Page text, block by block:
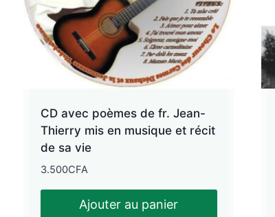
CD avec poèmes de fr. Jean-
Thierry mis en musique et récit
de sa vie
3.500CFA
Ajouter au panier